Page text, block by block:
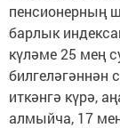
пенсионерның
барлык
күләме 25 мең
билгеләгәннән
иткәнгә күрә,
алмыйча, 17